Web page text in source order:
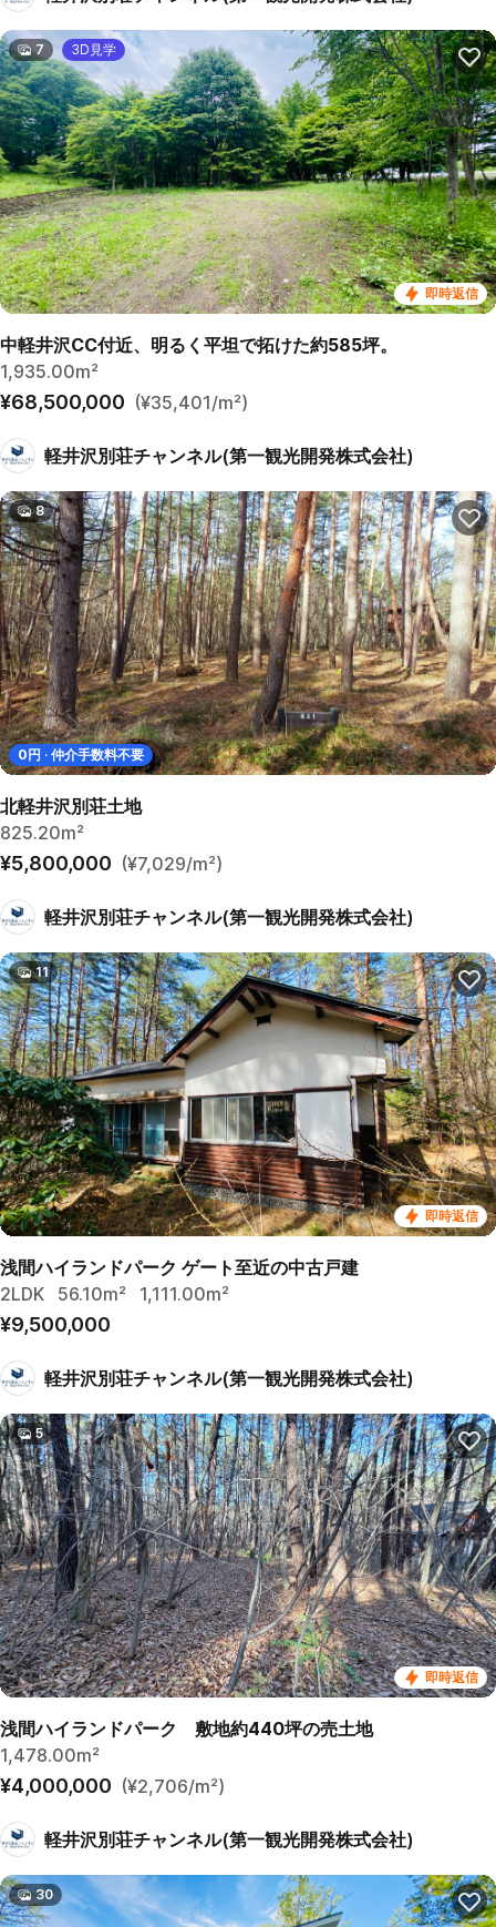
即時返信
7 3D見学
中軽井沢CC付近、明るく平坦で拓けた約585坪。
1,935.00m²
¥68,500,000 (¥35,401/m²)
軽井沢別荘チャンネル(第一観光開発株式会社)
0円 · 仲介手数料不要
8
北軽井沢別荘土地
825.20m²
¥5,800,000 (¥7,029/m²)
軽井沢別荘チャンネル(第一観光開発株式会社)
即時返信
11
浅間ハイランドパーク ゲート至近の中古戸建
2LDK
56.10m² 1,111.00m²
¥9,500,000
軽井沢別荘チャンネル(第一観光開発株式会社)
即時返信
5
浅間ハイランドパーク 敷地約440坪の売土地
1,478.00m²
¥4,000,000 (¥2,706/m²)
軽井沢別荘チャンネル(第一観光開発株式会社)
30